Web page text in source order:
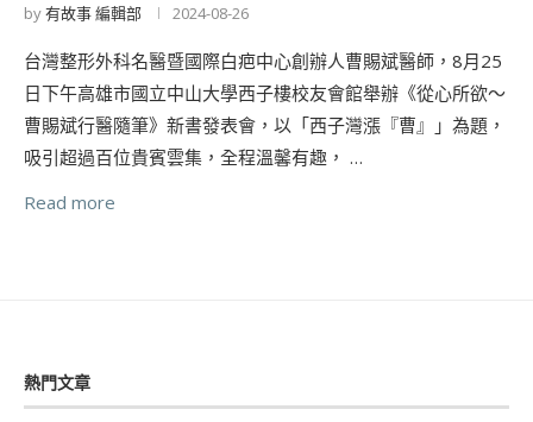
by有故事 編輯部 2024-08-26
台灣整形外科名醫暨國際白疤中心創辦人曹賜斌醫師，8月25
日下午高雄市國立中山大學西子樓校友會館舉辦《從心所欲～
曹賜斌行醫隨筆》新書發表會，以「西子灣漲『曹』」為題，
吸引超過百位貴賓雲集，全程溫馨有趣， …
Read more
熱門文章